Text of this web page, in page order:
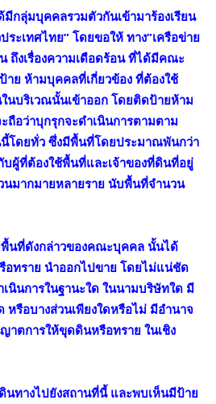
กลุ่มบุคคลรวมตัวกันเข้ามาร้องเรียน
ะเทศไทย” โดยขอให้ ทาง”เครือข่าย
ถึงเรื่องความเดือดร้อน ที่ได้มีคณะ
ย ห้ามบุคคลที่เกี่ยวข้อง ที่ต้องใช้
นบริเวณนั้นเข้าออก โดยติดป้ายห้าม
ถือว่าบุกรุกจะดำเนินการตามตาม
โดยทั่ว ซึ่งมีพื้นที่โดยประมาณพันกว่า
บผู้ที่ต้องใช้พื้นที่และเจ้าของที่ดินที่อยู่
นมากมายหลายราย นับพื้นที่จำนวน
นที่ดังกล่าวของคณะบุคคล นั้นได้
อทราย นำออกไปขาย โดยไม่แน่ชัด
นการในฐานะใด ในนามบริษัทใด มี
รือบางส่วนเพียงใดหรือไม่ มีอำนาจ
าตการให้ขุดดินหรือทราย ในเชิง
นทางไปยังสถานที่นี้ และพบเห็นมีป้าย